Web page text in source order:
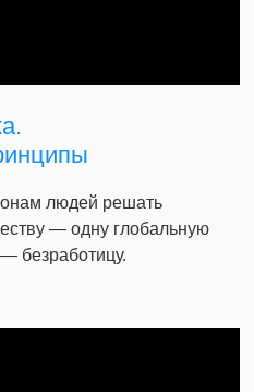
людей решать
— одну глобальную
безработицу.